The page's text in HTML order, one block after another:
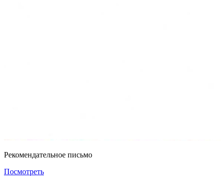
Рекомендательное письмо
Посмотреть